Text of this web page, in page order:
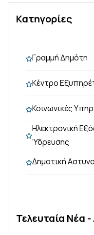
Κατηγορίες
Γραμμή Δημότη
Κέντρο
Κοινωνικές
Ηλεκτρονική
Ύδρευσης
Δημοτική
Τελευταία Νέα